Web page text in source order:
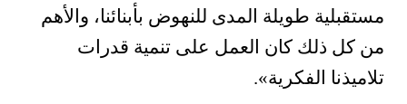
مستقبلية طويلة المدى للنهوض بأبنائنا، والأهم
من كل ذلك كان العمل على تنمية قدرات
تلاميذنا الفكرية».